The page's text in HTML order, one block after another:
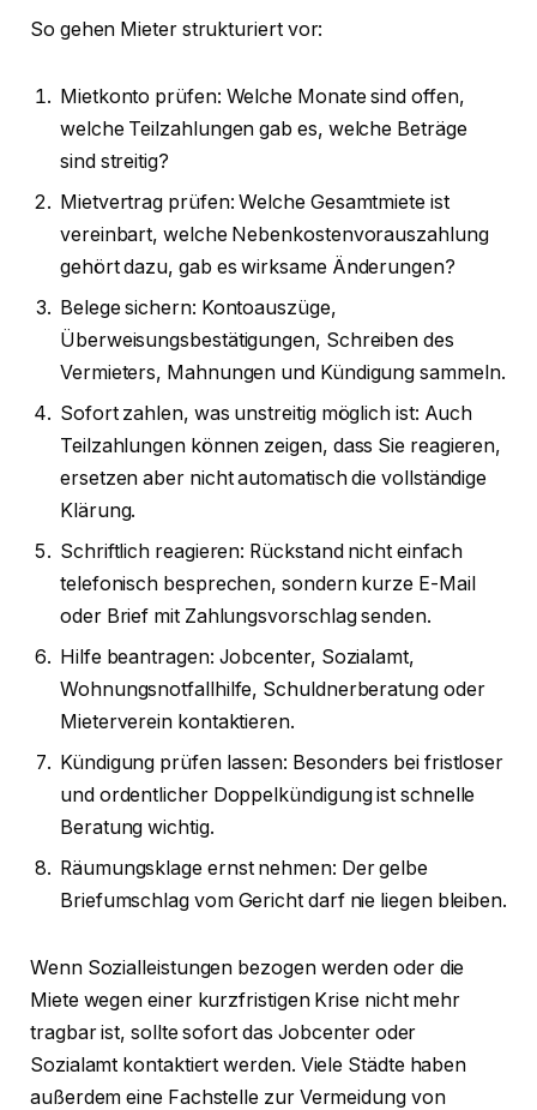
So gehen Mieter strukturiert vor:
Mietkonto prüfen: Welche Monate sind offen,
welche Teilzahlungen gab es, welche Beträge
sind streitig?
Mietvertrag prüfen: Welche Gesamtmiete ist
vereinbart, welche Nebenkostenvorauszahlung
gehört dazu, gab es wirksame Änderungen?
Belege sichern: Kontoauszüge,
Überweisungsbestätigungen, Schreiben des
Vermieters, Mahnungen und Kündigung sammeln.
Sofort zahlen, was unstreitig möglich ist: Auch
Teilzahlungen können zeigen, dass Sie reagieren,
ersetzen aber nicht automatisch die vollständige
Klärung.
Schriftlich reagieren: Rückstand nicht einfach
telefonisch besprechen, sondern kurze E-Mail
oder Brief mit Zahlungsvorschlag senden.
Hilfe beantragen: Jobcenter, Sozialamt,
Wohnungsnotfallhilfe, Schuldnerberatung oder
Mieterverein kontaktieren.
Kündigung prüfen lassen: Besonders bei fristloser
und ordentlicher Doppelkündigung ist schnelle
Beratung wichtig.
Räumungsklage ernst nehmen: Der gelbe
Briefumschlag vom Gericht darf nie liegen bleiben.
Wenn Sozialleistungen bezogen werden oder die
Miete wegen einer kurzfristigen Krise nicht mehr
tragbar ist, sollte sofort das Jobcenter oder
Sozialamt kontaktiert werden. Viele Städte haben
außerdem eine Fachstelle zur Vermeidung von